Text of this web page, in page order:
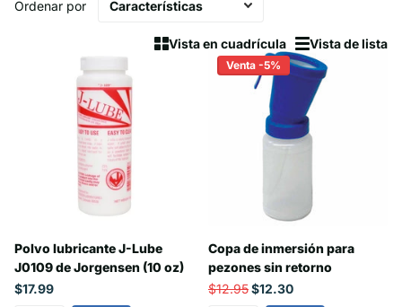
Vista en cuadrícula Vista de lista
Ordenar por
Polvo lubricante J-Lube
J0109 de Jorgensen (10 oz)
$17.99
Venta -5%
Copa de inmersión para
pezones sin retorno
$12.95$12.30